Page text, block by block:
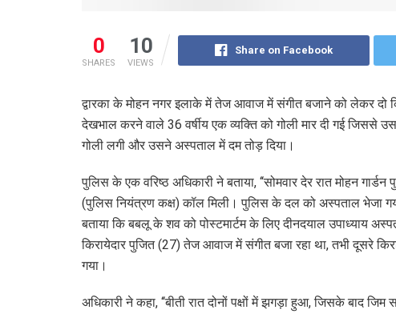
0
SHARES
10
VIEWS
Share on Facebook
द्वारका के मोहन नगर इलाके में तेज आवाज में संगीत बजाने को लेकर दो
देखभाल करने वाले 36 वर्षीय एक व्यक्ति को गोली मार दी गई जिससे
गोली लगी और उसने अस्पताल में दम तोड़ दिया।
पुलिस के एक वरिष्ठ अधिकारी ने बताया, ‘‘सोमवार देर रात मोहन
(पुलिस नियंत्रण कक्ष) कॉल मिली। पुलिस के दल को अस्पताल भेजा
बताया कि बबलू के शव को पोस्टमार्टम के लिए दीनदयाल उपाध्याय
किरायेदार पुजित (27) तेज आवाज में संगीत बजा रहा था, तभी दूसरे
गया।
अधिकारी ने कहा, ‘‘बीती रात दोनों पक्षों में झगड़ा हुआ, जिसके बाद